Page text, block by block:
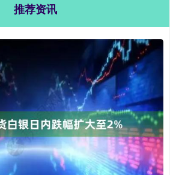
推荐资讯